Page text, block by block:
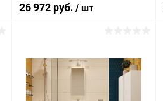
26 972 руб. / шт
В корзину
Купить в 1 клик Сравнение